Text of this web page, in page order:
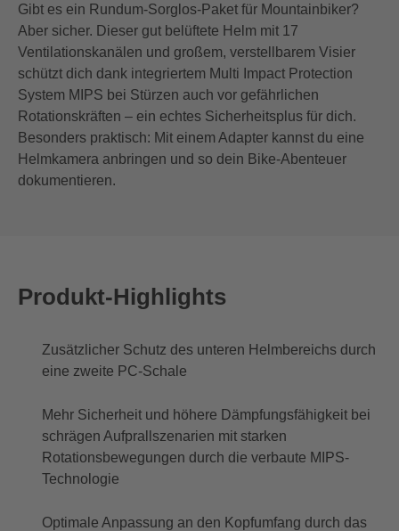
Gibt es ein Rundum-Sorglos-Paket für Mountainbiker?
Aber sicher. Dieser gut belüftete Helm mit 17
Ventilationskanälen und großem, verstellbarem Visier
schützt dich dank integriertem Multi Impact Protection
System MIPS bei Stürzen auch vor gefährlichen
Rotationskräften – ein echtes Sicherheitsplus für dich.
Besonders praktisch: Mit einem Adapter kannst du eine
Helmkamera anbringen und so dein Bike-Abenteuer
dokumentieren.
Produkt-Highlights
Zusätzlicher Schutz des unteren Helmbereichs durch
eine zweite PC-Schale
Mehr Sicherheit und höhere Dämpfungsfähigkeit bei
schrägen Aufprallszenarien mit starken
Rotationsbewegungen durch die verbaute MIPS-
Technologie
Optimale Anpassung an den Kopfumfang durch das